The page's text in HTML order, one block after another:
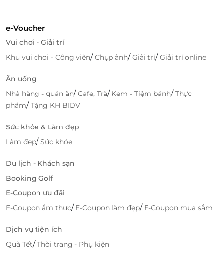
e-Voucher
Vui chơi - Giải trí
Khu vui chơi - Công viên/Chụp ảnh/Giải trí/Giải trí online
Ăn uống
Nhà hàng - quán ăn/Cafe, Trà/ Kem - Tiệm bánh/Thực
phẩm/Tặng KH BIDV
Sức khỏe & Làm đẹp
Làm đẹp/Sức khỏe
Du lịch - Khách sạn
Booking Golf
E-Coupon ưu đãi
E-Coupon ẩm thực/ E-Coupon làm đẹp/ E-Coupon mua sắm
Dịch vụ tiện ích
Quà Tết/Thời trang - Phụ kiện